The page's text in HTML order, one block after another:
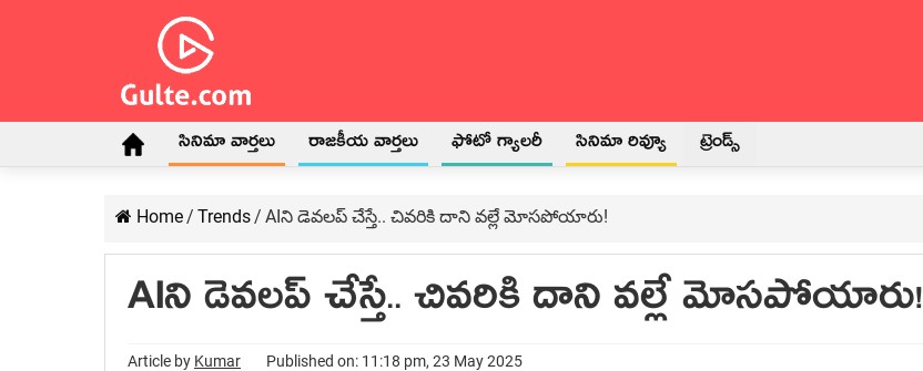
సినిమా వార్తలు రాజకీయ వార్తలు ఫోటో గ్యాలరీ సినిమా రివ్యూ ట్రెండ్స్
Home/ Trends/ AIని డెవలప్ చేస్తే.. చివరికి దాని వల్లే మోసపోయారు!
AIని డెవలప్ చేస్తే.. చివరికి దాని వల్లే మోసపోయారు!
Article by Kumar Published on: 11:18 pm, 23 May 2025